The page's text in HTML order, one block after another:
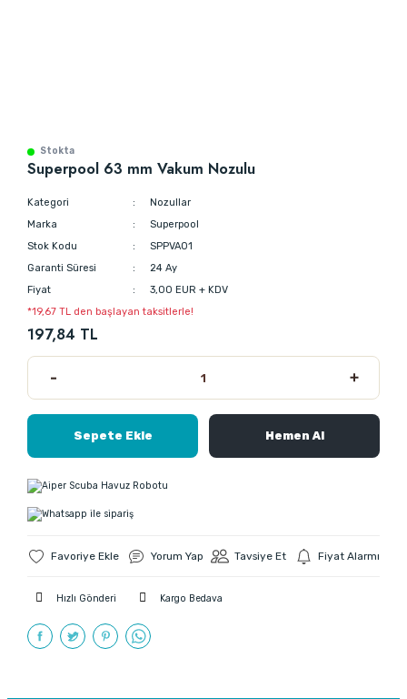
Stokta
Superpool 63 mm Vakum Nozulu
Kategori
Nozullar
Marka
Superpool
Stok Kodu
SPPVA01
Garanti Süresi
24 Ay
Fiyat
3,00 EUR + KDV
*19,67 TL den başlayan taksitlerle!
197,84 TL
Sepete Ekle Hemen Al
Yorum Yap Tavsiye Et Fiyat Alarmı
Hızlı Gönderi Kargo Bedava